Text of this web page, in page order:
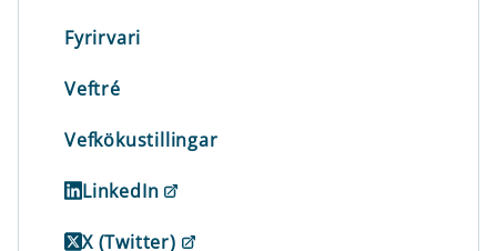
Fyrirvari
Veftré
Vefkökustillingar
LinkedIn
X (Twitter)